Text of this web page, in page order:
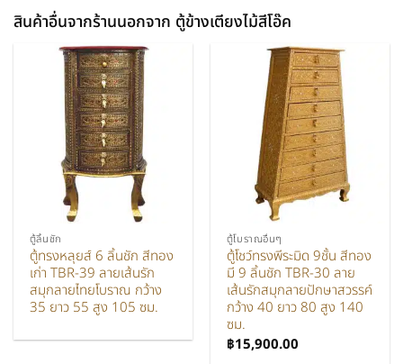
สินค้าอื่นจากร้านนอกจาก ตู้ข้างเตียงไม้สีโอ๊ค
ตู้ลิ้นชัก
ตู้ทรงหลุยส์ 6 ลิ้นชัก สีทอง
เก่า TBR-39 ลายเส้นรัก
สมุกลายไทยโบราณ กว้าง
35 ยาว 55 สูง 105 ซม.
ตู้โบราณอื่นๆ
ตู้โชว์ทรงพีระมิด 9ชั้น สีทอง
มี 9 ลิ้นชัก TBR-30 ลาย
เส้นรักสมุกลายปักษาสวรรค์
กว้าง 40 ยาว 80 สูง 140
ซม.
฿15,900.00